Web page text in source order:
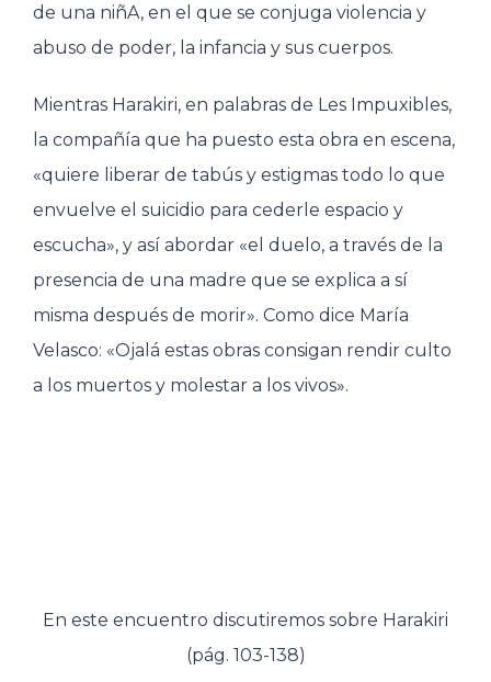
de una niñA, en el que se conjuga violencia y
abuso de poder, la infancia y sus cuerpos.
Mientras Harakiri, en palabras de Les Impuxibles,
la compañía que ha puesto esta obra en escena,
«quiere liberar de tabús y estigmas todo lo que
envuelve el suicidio para cederle espacio y
escucha», y así abordar «el duelo, a través de la
presencia de una madre que se explica a sí
misma después de morir». Como dice María
Velasco: «Ojalá estas obras consigan rendir culto
a los muertos y molestar a los vivos».
En este encuentro discutiremos sobre Harakiri
(pág. 103-138)